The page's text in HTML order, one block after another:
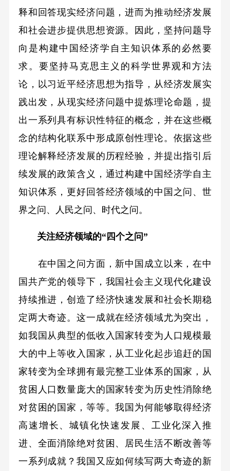
释和回答现实经济问题，进而为推动经济发展
和社会进步提供思想资源。因此，坚持问题导
向是构建中国经济学自主知识体系的必然要
求。要坚持马克思主义的科学世界观和方法
论，以习近平经济思想为指导，从经济发展实
践出发，从现实经济问题中提炼理论命题，提
出一系列具有标识性特征的概念，并在这些概
念的结构化联系中形成原创性理论。依据这些
理论解释经济发展的历程经验，并提出指引后
续发展的政策含义，通过构建中国经济学自主
知识体系，更好回答经济领域的中国之问、世
界之问、人民之问、时代之问。
关注经济领域的“四个之问”
在中国之问方面，新中国成立以来，在中
国共产党的领导下，我国社会主义现代化建设
持续推进，创造了经济快速发展和社会长期稳
定两大奇迹。这一成就在经济领域尤为突出，
如我国从典型的低收入国家转变为人口规模最
大的中上等收入国家，从工业化起步追赶的国
家转变为全球拥有最完整工业体系的国家，从
贫困人口数量庞大的国家转变为历史性消除绝
对贫困的国家，等等。我国为何能够取得经济
高速增长、城镇化快速发展、工业化深入推
进、全面消除绝对贫困、居民生活不断改善等
一系列成就？我国又应如何续写两大奇迹的新